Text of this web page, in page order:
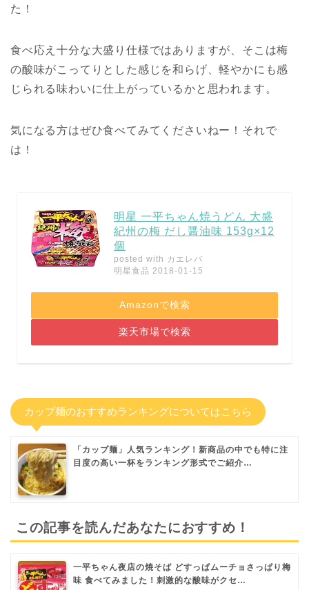
た！
食べ応え十分な大盛り仕様ではありますが、そこは梅
の酸味がこってりとした感じを和らげ、軽やかにも感
じられる味わいに仕上がっているかと思われます。
気になる方はぜひ食べてみてくださいねー！それで
は！
明星 一平ちゃん焼うどん 大盛
紀州の梅 だし醤油味 153g×12
個
posted with カエレバ
明星食品 2018-01-15
Amazonで検索
楽天市場で検索
カップ麺のおすすめランキングについてはこちら
「カップ麺」人気ランキング！新商品の中でも特に注
目度の高い一杯をランキング形式でご紹介…
この記事を読んだあなたにおすすめ！
一平ちゃん夜店の焼そば どすっぱムーチョさっぱり梅
味 食べてみました！刺激的な酸味がクセ…